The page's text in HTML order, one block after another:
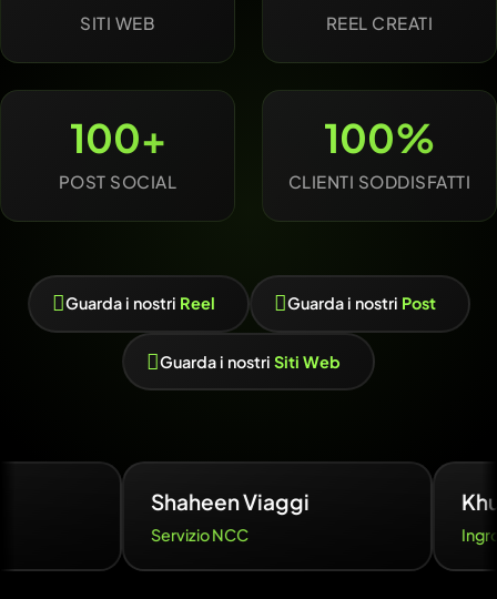
SITI WEB REEL CREATI
100+
POST SOCIAL
100%
CLIENTI SODDISFATTI
Guarda i nostri Reel Guarda i nostri Post
Guarda i nostri Siti Web
Shaheen Viaggi Khushboo Brand